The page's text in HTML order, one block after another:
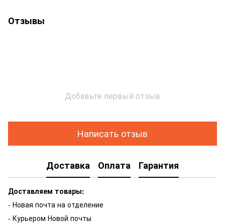
Отзывы
Добавьте первый отзыв
Написать отзыв
Доставка Оплата Гарантия
Доставляем товары:
- Новая почта на отделение
- Курьером Новой почты